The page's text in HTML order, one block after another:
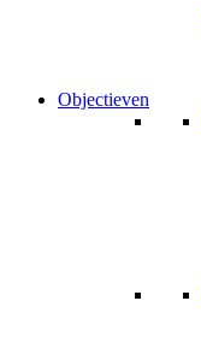
Objectieven